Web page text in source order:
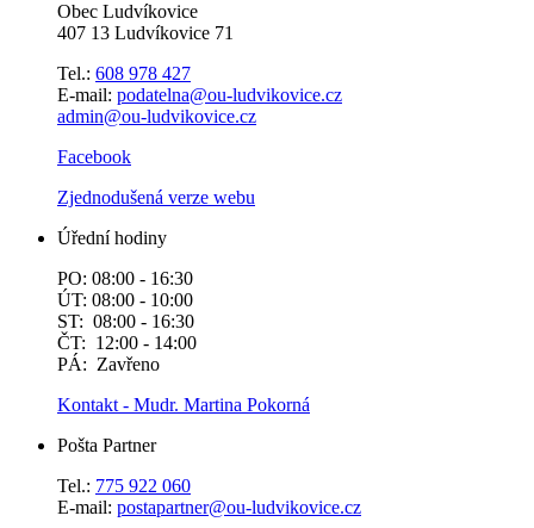
Obec Ludvíkovice
407 13 Ludvíkovice 71
Tel.: 608 978 427
E-mail: podatelna@ou-ludvikovice.cz
admin@ou-ludvikovice.cz
Facebook
Zjednodušená verze webu
Úřední hodiny
PO: 08:00 - 16:30
ÚT: 08:00 - 10:00
ST: 08:00 - 16:30
ČT: 12:00 - 14:00
PÁ: Zavřeno
Kontakt - Mudr. Martina Pokorná
Pošta Partner
Tel.: 775 922 060
E-mail: postapartner@ou-ludvikovice.cz